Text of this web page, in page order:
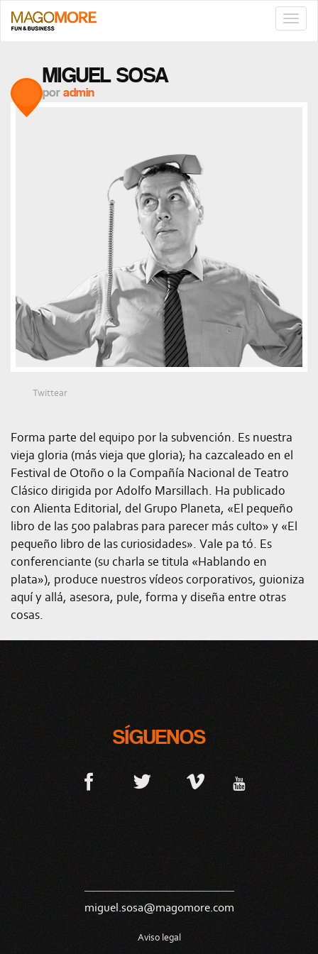
MIGUEL SOSA
poradmin
Twittear
Forma parte del equipo por la subvención. Es nuestra
vieja gloria (más vieja que gloria); ha cazcaleado en el
Festival de Otoño o la Compañía Nacional de Teatro
Clásico dirigida por Adolfo Marsillach. Ha publicado
con Alienta Editorial, del Grupo Planeta, «El pequeño
libro de las 500 palabras para parecer más culto» y «El
pequeño libro de las curiosidades». Vale pa tó. Es
conferenciante (su charla se titula «Hablando en
plata»), produce nuestros vídeos corporativos, guioniza
aquí y allá, asesora, pule, forma y diseña entre otras
cosas.
SÍGUENOS
miguel.sosa@magomore.com
Aviso legal